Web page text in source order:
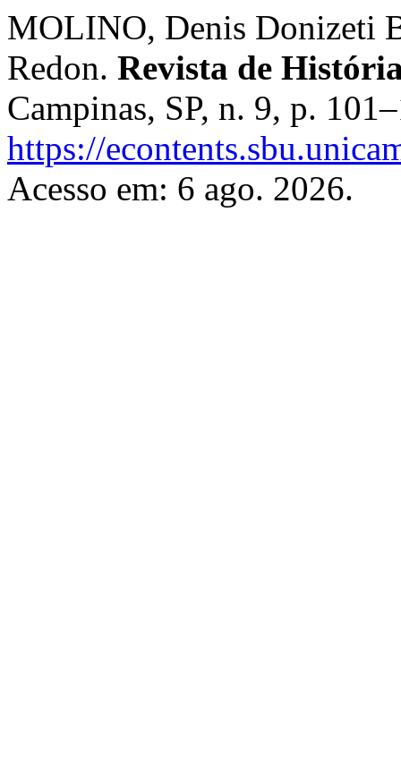
MOLINO, Denis Donizeti
Redon. Revista de
Campinas, SP, n. 9, p.
https://
Acesso em: 6 ago. 2026.